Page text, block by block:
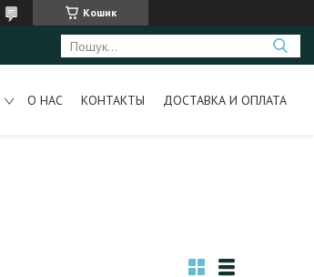
Кошик
О НАС КОНТАКТЫ ДОСТАВКА И ОПЛАТА